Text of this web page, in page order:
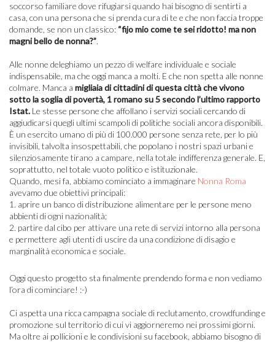
soccorso familiare dove rifugiarsi quando hai bisogno di sentirti a
casa, con una persona che si prenda cura di te e che non faccia troppe
domande, se non un classico: “fijo mio come te sei ridotto! ma non
magni bello de nonna?”.
Alle nonne deleghiamo un pezzo di welfare individuale e sociale
indispensabile, ma che oggi manca a molti. E che non spetta alle nonne
colmare. Manca a migliaia di cittadini di questa città che vivono
sotto la soglia di povertà, 1 romano su 5 secondo l’ultimo rapporto
Istat. Le stesse persone che affollano i servizi sociali cercando di
aggiudicarsi quegli ultimi scampoli di politiche sociali ancora disponibili.
È un esercito umano di più di 100.000 persone senza rete, per lo più
invisibili, talvolta insospettabili, che popolano i nostri spazi urbani e
silenziosamente tirano a campare, nella totale indifferenza generale. E,
soprattutto, nel totale vuoto politico e istituzionale.
Quando, mesi fa, abbiamo cominciato a immaginare Nonna Roma
avevamo due obiettivi principali:
1. aprire un banco di distribuzione alimentare per le persone meno
abbienti di ogni nazionalità;
2. partire dal cibo per attivare una rete di servizi intorno alla persona
e permettere agli utenti di uscire da una condizione di disagio e
marginalità economica e sociale.
Oggi questo progetto sta finalmente prendendo forma e non vediamo
l’ora di cominciare! :-)
Ci aspetta una ricca campagna sociale di reclutamento, crowdfunding e
promozione sul territorio di cui vi aggiorneremo nei prossimi giorni.
Ma oltre ai pollicioni e le condivisioni su facebook, abbiamo bisogno di